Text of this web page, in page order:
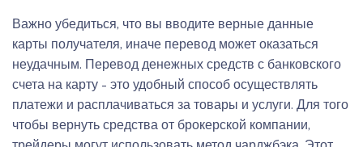
Важно убедиться, что вы вводите верные данные
карты получателя, иначе перевод может оказаться
неудачным. Перевод денежных средств с банковского
счета на карту – это удобный способ осуществлять
платежи и расплачиваться за товары и услуги. Для того
чтобы вернуть средства от брокерской компании,